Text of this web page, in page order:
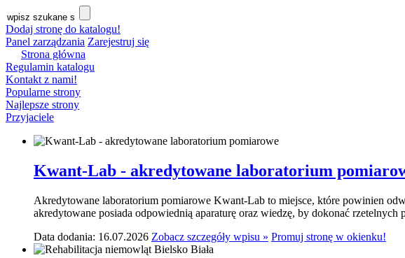
Dodaj stronę do katalogu!
Panel zarządzania Zarejestruj się
Strona główna
Regulamin katalogu
Kontakt z nami!
Popularne strony
Najlepsze strony
Przyjaciele
Kwant-Lab - akredytowane laboratorium
Akredytowane laboratorium pomiarowe Kwant-Lab to miejsce, które powinien
akredytowane posiada odpowiednią aparaturę oraz wiedzę, by dokonać rzetelnych
Data dodania: 16.07.2026 Zobacz szczegóły wpisu » Promuj stronę w okienku!